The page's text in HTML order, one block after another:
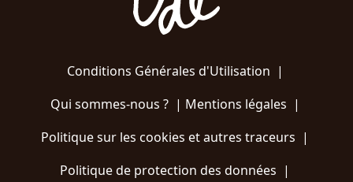
Conditions Générales d'Utilisation |
Qui sommes-nous ?| Mentions légales |
Politique sur les cookies et autres traceurs |
Politique de protection des données |